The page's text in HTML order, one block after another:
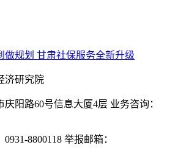
做规划 甘肃社保服务全新升级
济研究院
阳路60号信息大厦4层 业务咨询：
8800118 举报邮箱：